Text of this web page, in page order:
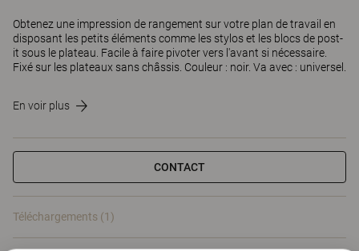
Obtenez une impression de rangement sur votre plan de travail en
disposant les petits éléments comme les stylos et les blocs de post-
it sous le plateau. Facile à faire pivoter vers l'avant si nécessaire.
Fixé sur les plateaux sans châssis. Couleur : noir. Va avec : universel.
En voir plus
CONTACT
Téléchargements (1)